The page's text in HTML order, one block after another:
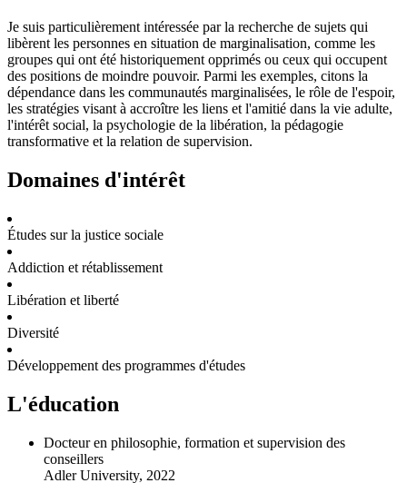
Je suis particulièrement intéressée par la recherche de sujets qui
libèrent les personnes en situation de marginalisation, comme les
groupes qui ont été historiquement opprimés ou ceux qui occupent
des positions de moindre pouvoir. Parmi les exemples, citons la
dépendance dans les communautés marginalisées, le rôle de l'espoir,
les stratégies visant à accroître les liens et l'amitié dans la vie adulte,
l'intérêt social, la psychologie de la libération, la pédagogie
transformative et la relation de supervision.
Domaines d'intérêt
Études sur la justice sociale
Addiction et rétablissement
Libération et liberté
Diversité
Développement des programmes d'études
L'éducation
Docteur en philosophie, formation et supervision des
conseillers
Adler University, 2022